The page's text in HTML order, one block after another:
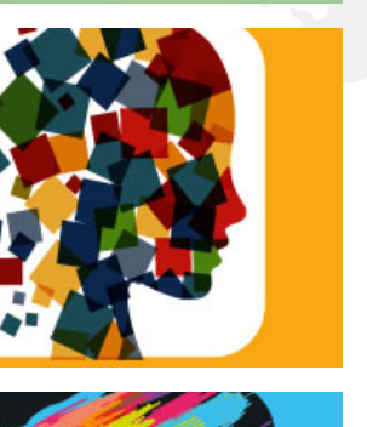
Tracce dinamiche
è una rassegna di teatro
e sperimentale.
Continua